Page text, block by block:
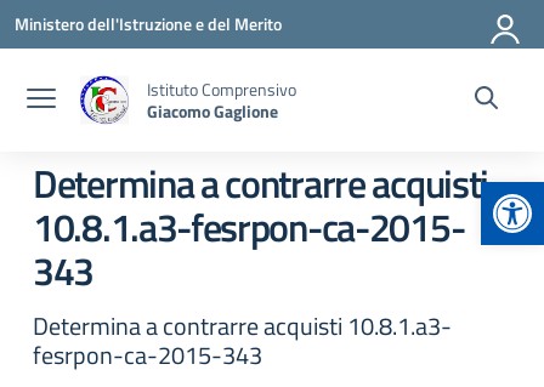
Vai ai contenuti
Vai al menu di navigazione
Vai al footer
Ministero dell'Istruzione e del Merito
Istituto Comprensivo
Giacomo Gaglione
Determina a contrarre acquisti
10.8.1.a3-fesrpon-ca-2015-
343
Determina a contrarre acquisti 10.8.1.a3-
fesrpon-ca-2015-343